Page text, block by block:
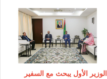
الوزير الأول يبحث مع السفير